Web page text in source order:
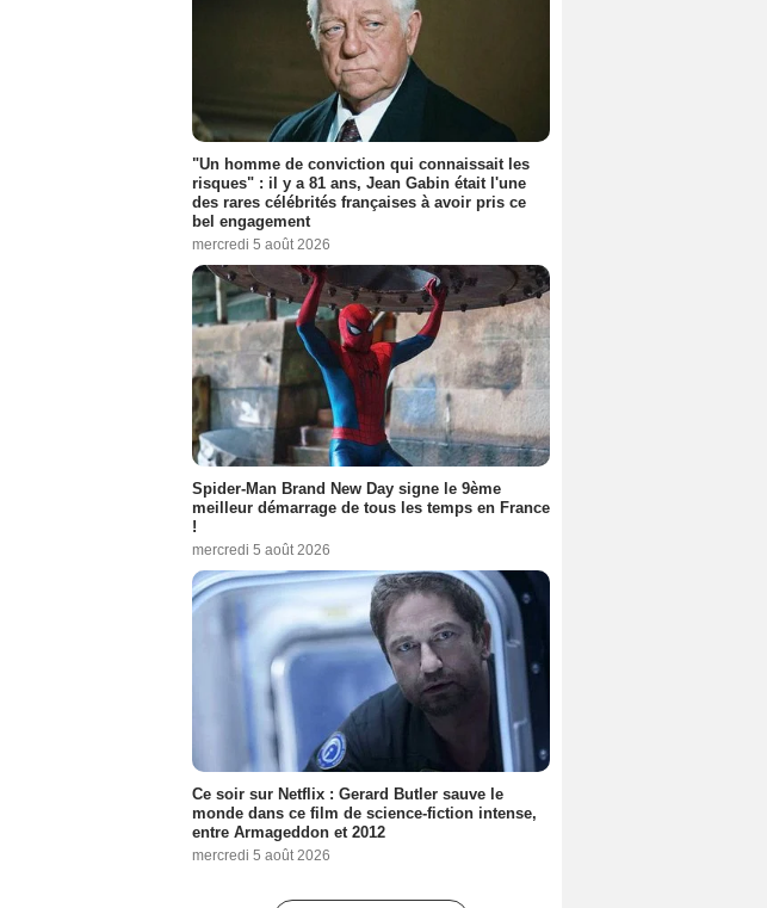
"Un homme de conviction qui connaissait les
risques" : il y a 81 ans, Jean Gabin était l'une
des rares célébrités françaises à avoir pris ce
bel engagement
mercredi 5 août 2026
Spider-Man Brand New Day signe le 9ème
meilleur démarrage de tous les temps en France
!
mercredi 5 août 2026
Ce soir sur Netflix : Gerard Butler sauve le
monde dans ce film de science-fiction intense,
entre Armageddon et 2012
mercredi 5 août 2026